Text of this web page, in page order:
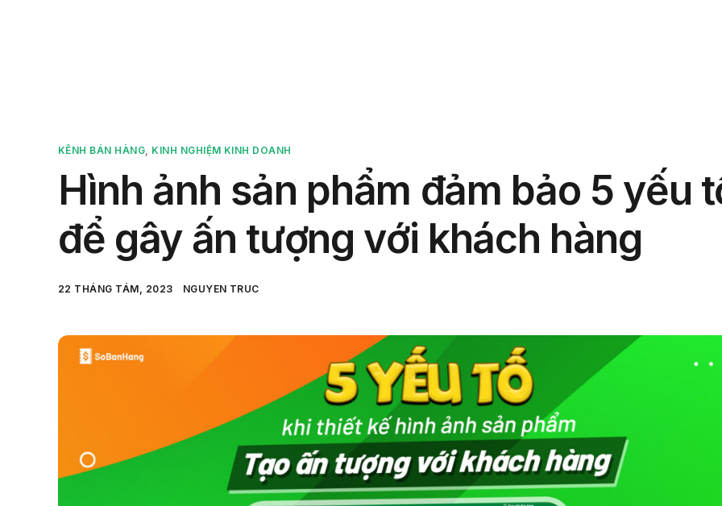
KÊNH BÁN HÀNG, KINH NGHIỆM KINH DOANH
Hình ảnh sản phẩm đảm bảo 5 yếu
để gây ấn tượng với khách hàng
22 THÁNG TÁM, 2023 NGUYEN TRUC